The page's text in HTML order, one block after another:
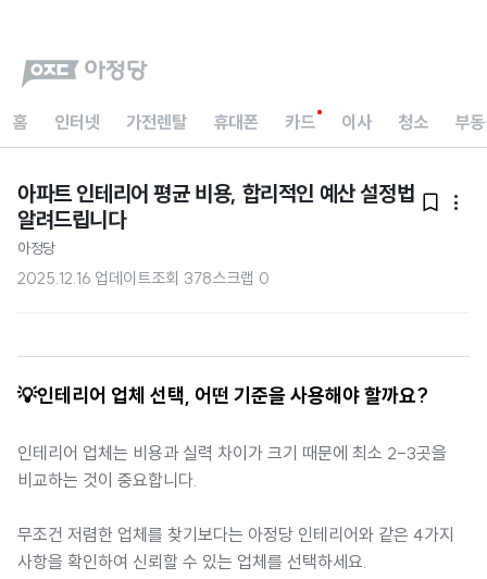
홈 인터넷 가전렌탈 휴대폰 카드 이사 청소 부
아파트 인테리어 평균 비용, 합리적인 예산 설정법
알려드립니다
 
아정당
2025.12.16 업데이트조회 378스크랩 0
💡인테리어 업체 선택, 어떤 기준을 사용해야 할까요?
인테리어 업체는 비용과 실력 차이가 크기 때문에 최소 2-3곳을
비교하는 것이 중요합니다.
무조건 저렴한 업체를 찾기보다는 아정당 인테리어와 같은 4가지
사항을 확인하여 신뢰할 수 있는 업체를 선택하세요.